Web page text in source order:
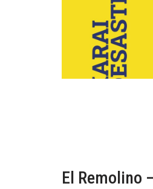
El Remolino